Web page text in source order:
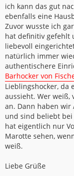
a
g
ich kann das gut
ebenfalls eine
Zuvor wusste ich
hat definitiv gefehlt
liebevoll
natürlich immer
authentischere
Barhocker von
Lieblingshocker, da
aussieht. Wer weiß,
an. Dann haben wir
und sind beliebt bei
hat eigentlich nur
Marotte sehen,
weiß.
Liebe Grüße